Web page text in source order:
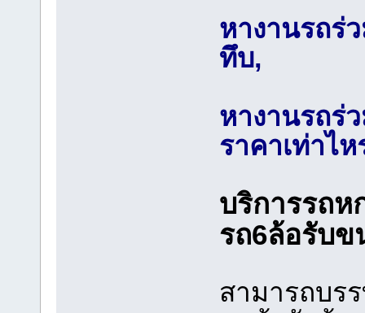
หางานรถร่
ทึบ,
หางานรถร่
ราคาเท่าไห
บริการรถห
รถ6ล้อรับข
สามารถบร